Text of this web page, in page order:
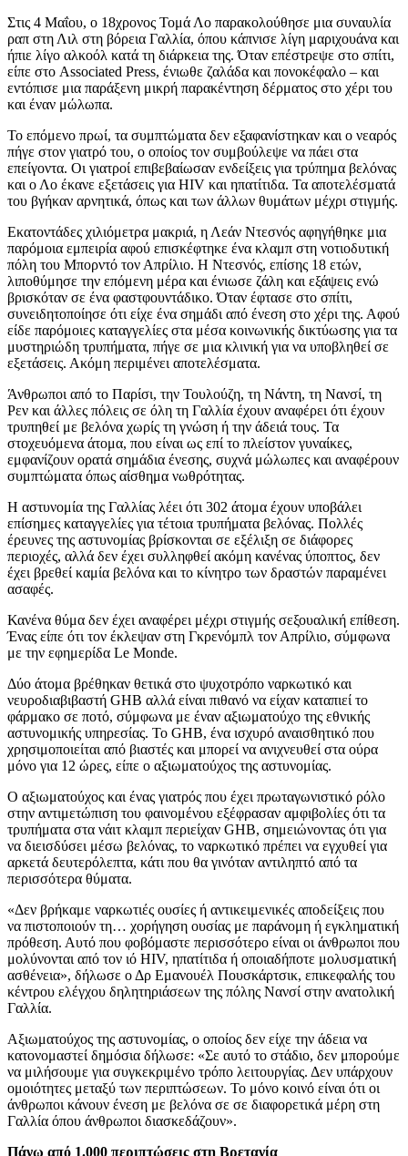
Στις 4 Μαΐου, ο 18χρονος Toμά Λο παρακολούθησε μια συναυλία
ραπ στη Λιλ στη βόρεια Γαλλία, όπου κάπνισε λίγη μαριχουάνα και
ήπιε λίγο αλκοόλ κατά τη διάρκεια της. Όταν επέστρεψε στο σπίτι,
είπε στο Associated Press, ένιωθε ζαλάδα και πονοκέφαλο – και
εντόπισε μια παράξενη μικρή παρακέντηση δέρματος στο χέρι του
και έναν μώλωπα.
Το επόμενο πρωί, τα συμπτώματα δεν εξαφανίστηκαν και ο νεαρός
πήγε στον γιατρό του, ο οποίος τον συμβούλεψε να πάει στα
επείγοντα. Οι γιατροί επιβεβαίωσαν ενδείξεις για τρύπημα βελόνας
και ο Λο έκανε εξετάσεις για HIV και ηπατίτιδα. Τα αποτελέσματά
του βγήκαν αρνητικά, όπως και των άλλων θυμάτων μέχρι στιγμής.
Εκατοντάδες χιλιόμετρα μακριά, η Λεάν Nτεσνός αφηγήθηκε μια
παρόμοια εμπειρία αφού επισκέφτηκε ένα κλαμπ στη νοτιοδυτική
πόλη του Μπορντό τον Απρίλιο. Η Ντεσνός, επίσης 18 ετών,
λιποθύμησε την επόμενη μέρα και ένιωσε ζάλη και εξάψεις ενώ
βρισκόταν σε ένα φαστφουντάδικο. Όταν έφτασε στο σπίτι,
συνειδητοποίησε ότι είχε ένα σημάδι από ένεση στο χέρι της. Αφού
είδε παρόμοιες καταγγελίες στα μέσα κοινωνικής δικτύωσης για τα
μυστηριώδη τρυπήματα, πήγε σε μια κλινική για να υποβληθεί σε
εξετάσεις. Ακόμη περιμένει αποτελέσματα.
Άνθρωποι από το Παρίσι, την Τουλούζη, τη Νάντη, τη Νανσί, τη
Ρεν και άλλες πόλεις σε όλη τη Γαλλία έχουν αναφέρει ότι έχουν
τρυπηθεί με βελόνα χωρίς τη γνώση ή την άδειά τους. Τα
στοχευόμενα άτομα, που είναι ως επί το πλείστον γυναίκες,
εμφανίζουν ορατά σημάδια ένεσης, συχνά μώλωπες και αναφέρουν
συμπτώματα όπως αίσθημα νωθρότητας.
Η αστυνομία της Γαλλίας λέει ότι 302 άτομα έχουν υποβάλει
επίσημες καταγγελίες για τέτοια τρυπήματα βελόνας. Πολλές
έρευνες της αστυνομίας βρίσκονται σε εξέλιξη σε διάφορες
περιοχές, αλλά δεν έχει συλληφθεί ακόμη κανένας ύποπτος, δεν
έχει βρεθεί καμία βελόνα και το κίνητρο των δραστών παραμένει
ασαφές.
Κανένα θύμα δεν έχει αναφέρει μέχρι στιγμής σεξουαλική επίθεση.
Ένας είπε ότι τον έκλεψαν στη Γκρενόμπλ τον Απρίλιο, σύμφωνα
με την εφημερίδα Le Monde.
Δύο άτομα βρέθηκαν θετικά στο ψυχοτρόπο ναρκωτικό και
νευροδιαβιβαστή GHB αλλά είναι πιθανό να είχαν καταπιεί το
φάρμακο σε ποτό, σύμφωνα με έναν αξιωματούχο της εθνικής
αστυνομικής υπηρεσίας. Το GHB, ένα ισχυρό αναισθητικό που
χρησιμοποιείται από βιαστές και μπορεί να ανιχνευθεί στα ούρα
μόνο για 12 ώρες, είπε ο αξιωματούχος της αστυνομίας.
Ο αξιωματούχος και ένας γιατρός που έχει πρωταγωνιστικό ρόλο
στην αντιμετώπιση του φαινομένου εξέφρασαν αμφιβολίες ότι τα
τρυπήματα στα νάιτ κλαμπ περιείχαν GHB, σημειώνοντας ότι για
να διεισδύσει μέσω βελόνας, το ναρκωτικό πρέπει να εγχυθεί για
αρκετά δευτερόλεπτα, κάτι που θα γινόταν αντιληπτό από τα
περισσότερα θύματα.
«Δεν βρήκαμε ναρκωτιές ουσίες ή αντικειμενικές αποδείξεις που
να πιστοποιούν τη… χορήγηση ουσίας με παράνομη ή εγκληματική
πρόθεση. Αυτό που φοβόμαστε περισσότερο είναι οι άνθρωποι που
μολύνονται από τον ιό HIV, ηπατίτιδα ή οποιαδήποτε μολυσματική
ασθένεια», δήλωσε ο Δρ Eμανουέλ Πουσκάρτσικ, επικεφαλής του
κέντρου ελέγχου δηλητηριάσεων της πόλης Nανσί στην ανατολική
Γαλλία.
Αξιωματούχος της αστυνομίας, ο οποίος δεν είχε την άδεια να
κατονομαστεί δημόσια δήλωσε: «Σε αυτό το στάδιο, δεν μπορούμε
να μιλήσουμε για συγκεκριμένο τρόπο λειτουργίας. Δεν υπάρχουν
ομοιότητες μεταξύ των περιπτώσεων. Το μόνο κοινό είναι ότι οι
άνθρωποι κάνουν ένεση με βελόνα σε σε διαφορετικά μέρη στη
Γαλλία όπου άνθρωποι διασκεδάζουν».
Πάνω από 1.000 περιπτώσεις στη Βρετανία